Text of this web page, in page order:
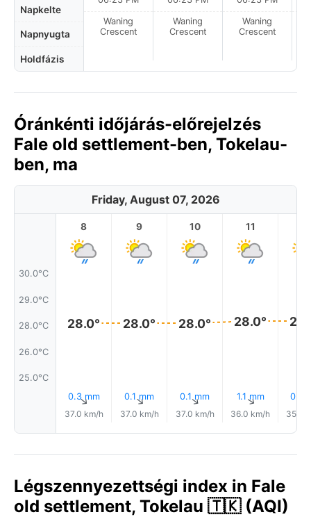
Napkelte
Napnyugta
Holdfázis
Waning
Crescent
Waning
Crescent
Waning
Crescent
Óránkénti időjárás-előrejelzés
Fale old settlement-ben, Tokelau-
ben, ma
Friday, August 07, 2026
30.0°C
29.0°C
28.0°C
26.0°C
25.0°C
8
28.0°
0.3 mm
↑
37.0 km/h
9
28.0°
0.1 mm
↑
37.0 km/h
10
28.0°
0.1 mm
↑
37.0 km/h
11
28.0°
1.1 mm
↑
36.0 km/h
0.7
35.0
Légszennyezettségi index in Fale
old settlement, Tokelau 🇹🇰 (AQI)